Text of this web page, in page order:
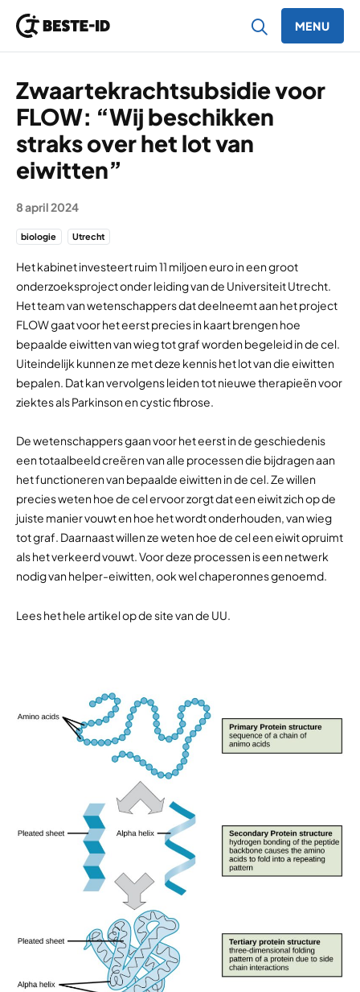
MENU
Zwaartekrachtsubsidie voor
FLOW: “Wij beschikken
straks over het lot van
eiwitten”
8 april 2024
biologie Utrecht
Het kabinet investeert ruim 11 miljoen euro in een groot
onderzoeksproject onder leiding van de Universiteit Utrecht.
Het team van wetenschappers dat deelneemt aan het project
FLOW gaat voor het eerst precies in kaart brengen hoe
bepaalde eiwitten van wieg tot graf worden begeleid in de cel.
Uiteindelijk kunnen ze met deze kennis het lot van die eiwitten
bepalen. Dat kan vervolgens leiden tot nieuwe therapieën voor
ziektes als Parkinson en cystic fibrose.
De wetenschappers gaan voor het eerst in de geschiedenis
een totaalbeeld creëren van alle processen die bijdragen aan
het functioneren van bepaalde eiwitten in de cel. Ze willen
precies weten hoe de cel ervoor zorgt dat een eiwit zich op de
juiste manier vouwt en hoe het wordt onderhouden, van wieg
tot graf. Daarnaast willen ze weten hoe de cel een eiwit opruimt
als het verkeerd vouwt. Voor deze processen is een netwerk
nodig van helper-eiwitten, ook wel chaperonnes genoemd.
Lees het hele artikel op de site van de UU.